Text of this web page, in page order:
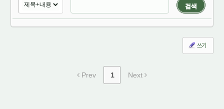
검색
쓰기
Prev 1 Next